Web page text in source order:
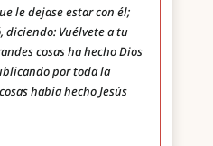
le dejase estar con él;
diciendo: Vuélvete a tu
cosas ha hecho Dios
por toda la
había hecho Jesús